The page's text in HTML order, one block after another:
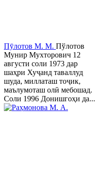
Пӯлотов М. М. Пўлотов
Мунир Мухторович 12
августи соли 1973 дар
шаҳри Хуҷанд таваллуд
шуда, миллаташ тоҷик,
маълумоташ олӣ мебошад.
Соли 1996 Донишгоҳи да...